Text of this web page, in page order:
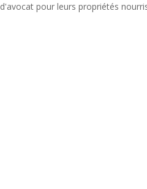
d'avocat pour leurs propriétés